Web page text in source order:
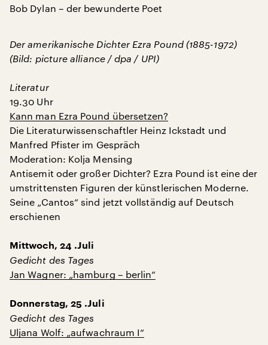
Bob Dylan – der bewunderte Poet
Der amerikanische Dichter Ezra Pound (1885-1972)
(Bild: picture alliance / dpa / UPI)
Literatur
19.30 Uhr
Kann man Ezra Pound übersetzen?
Die Literaturwissenschaftler Heinz Ickstadt und
Manfred Pfister im Gespräch
Moderation: Kolja Mensing
Antisemit oder großer Dichter? Ezra Pound ist eine der
umstrittensten Figuren der künstlerischen Moderne.
Seine „Cantos“ sind jetzt vollständig auf Deutsch
erschienen
Mittwoch, 24 .Juli
Gedicht des Tages
Jan Wagner: „hamburg – berlin“
Donnerstag, 25 .Juli
Gedicht des Tages
Uljana Wolf: „aufwachraum I“